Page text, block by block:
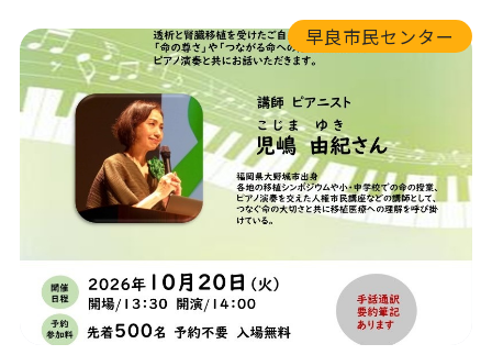
早良市民センター